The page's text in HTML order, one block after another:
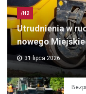
/H2
Utrudnienia w
nowego
31 lipca 2026